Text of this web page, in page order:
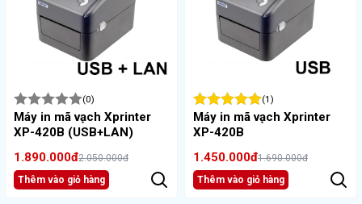
(0)
Máy in mã vạch Xprinter
XP-420B (USB+LAN)
1.890.000đ2.050.000đ
Thêm vào giỏ hàng
(1)
Máy in mã vạch Xprinter
XP-420B
1.450.000đ1.690.000đ
Thêm vào giỏ hàng